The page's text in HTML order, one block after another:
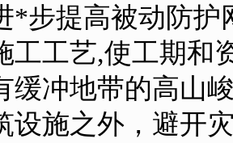
*步提高被动防护
工工艺,使工期和
缓冲地带的高山
设施之外，避开